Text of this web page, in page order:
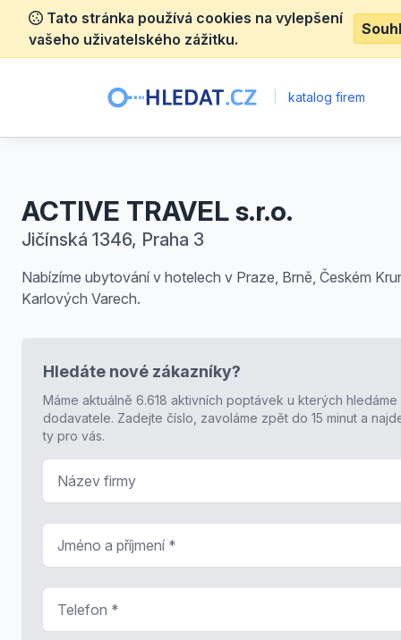
Tato stránka používá cookies na vylepšení
vašeho uživatelského zážitku.
katalog firem
ACTIVE TRAVEL s.r.o.
Jičínská 1346, Praha 3
Nabízíme ubytování v hotelech v Praze, Brně, Českém
Karlových Varech.
Hledáte nové zákazníky?
Máme aktuálně 6.618 aktivních poptávek u kterých hledáme
dodavatele. Zadejte číslo, zavoláme zpět do 15 minut a
ty pro vás.